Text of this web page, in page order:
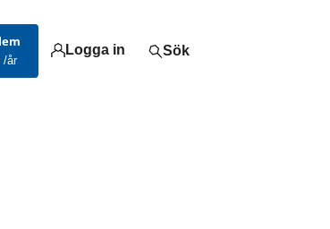
/år
Logga in Sök